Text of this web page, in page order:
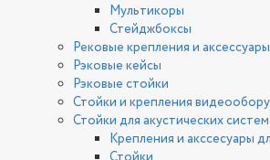
Мультикоры
Стейджбоксы
Рековые крепления и аксессуары
Рэковые кейсы
Рэковые стойки
Стойки и крепления
Стойки для акустических систем
Крепления и акссесуары